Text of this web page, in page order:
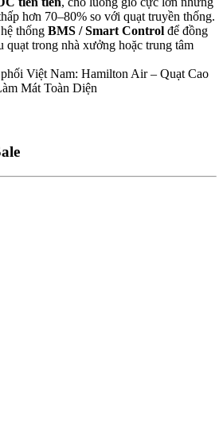
hơn 70–80% so với quạt truyền thống.
thống BMS / Smart Control để đồng
quạt trong nhà xưởng hoặc trung tâm
Việt Nam: Hamilton Air – Quạt Cao
Mát Toàn Diện